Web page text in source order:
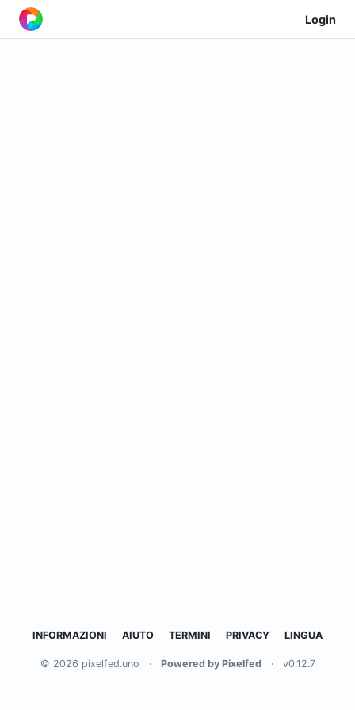
Login
INFORMAZIONI AIUTO TERMINI PRIVACY LINGUA
© 2026 pixelfed.uno · Powered by Pixelfed · v0.12.7